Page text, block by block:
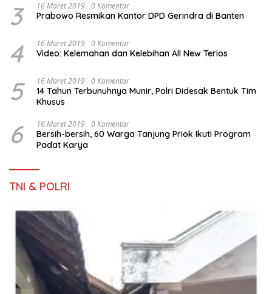
3 16 Maret 2019 0 Komentar
Prabowo Resmikan Kantor DPD Gerindra di Banten
4 16 Maret 2019 0 Komentar
Video: Kelemahan dan Kelebihan All New Terios
5 16 Maret 2019 0 Komentar
14 Tahun Terbunuhnya Munir, Polri Didesak Bentuk Tim
Khusus
6 16 Maret 2019 0 Komentar
Bersih-bersih, 60 Warga Tanjung Priok Ikuti Program
Padat Karya
TNI & POLRI